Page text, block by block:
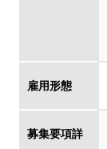
雇用形態
募集要項詳